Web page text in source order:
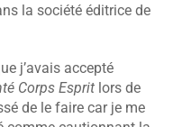
la société éditrice de
j’avais accepté
Corps Espritlors de
de le faire car je me